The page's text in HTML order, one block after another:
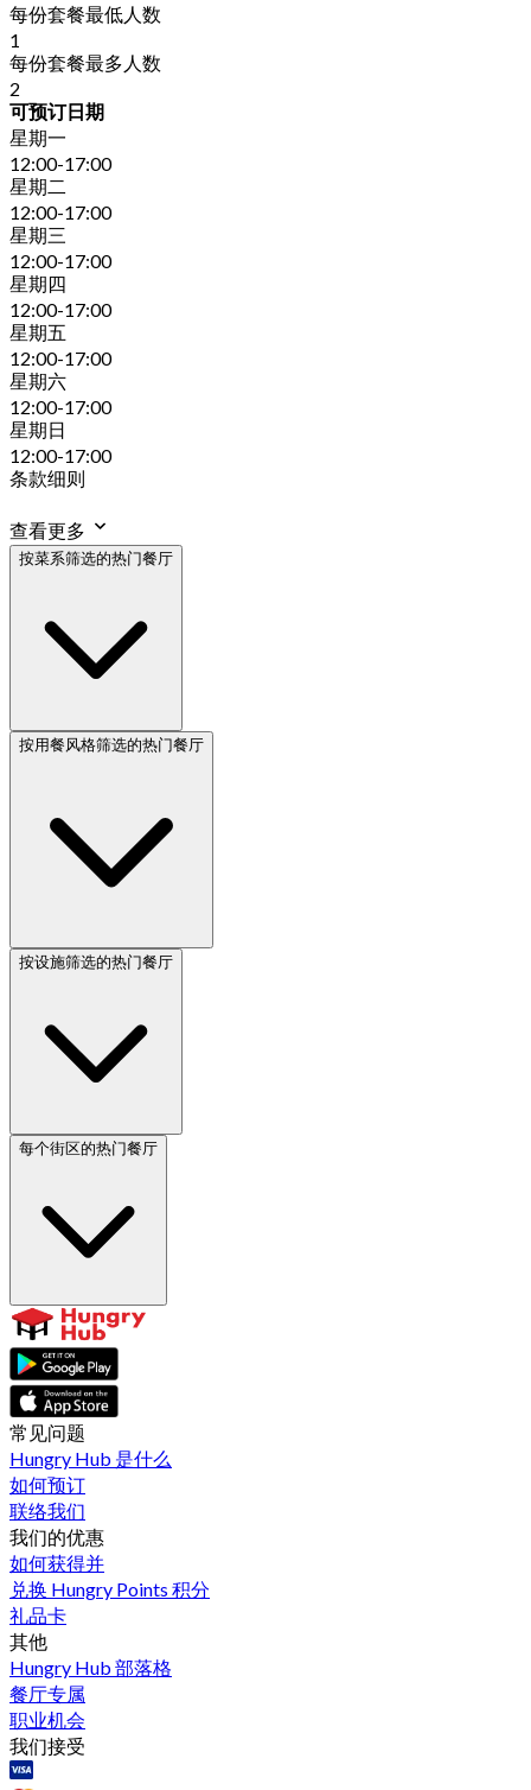
每份套餐最低人数
1
每份套餐最多人数
2
可预订日期
星期一
12:00-17:00
星期二
12:00-17:00
星期三
12:00-17:00
星期四
12:00-17:00
星期五
12:00-17:00
星期六
12:00-17:00
星期日
12:00-17:00
条款细则
查看更多
按菜系筛选的热门餐厅
按用餐风格筛选的热门餐厅
按设施筛选的热门餐厅
每个街区的热门餐厅
常见问题
Hungry Hub 是什么
如何预订
联络我们
我们的优惠
如何获得并
兑换 Hungry Points 积分
礼品卡
其他
Hungry Hub 部落格
餐厅专属
职业机会
我们接受